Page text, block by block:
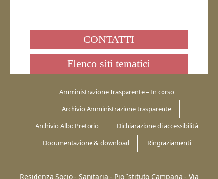
CONTATTI
Elenco siti tematici
Amministrazione Trasparente – In corso
Archivio Amministrazione trasparente
Archivio Albo Pretorio
Dichiarazione di accessibilità
Documentazione & download
Ringraziamenti
Residenza Socio - Sanitaria - Pio Istituto Campana - Via